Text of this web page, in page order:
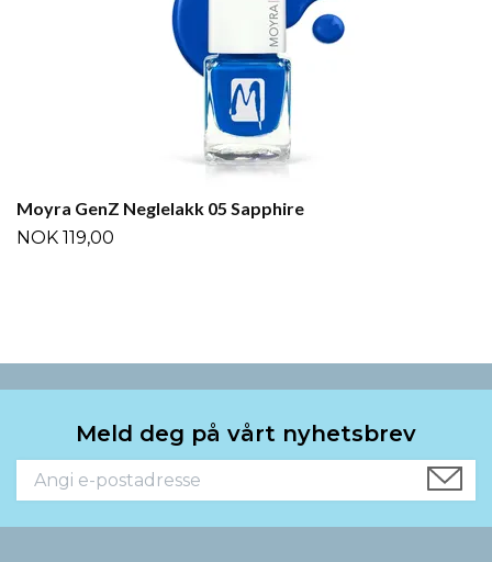
Moyra GenZ Neglelakk 05 Sapphire
NOK 119,00
Meld deg på vårt nyhetsbrev